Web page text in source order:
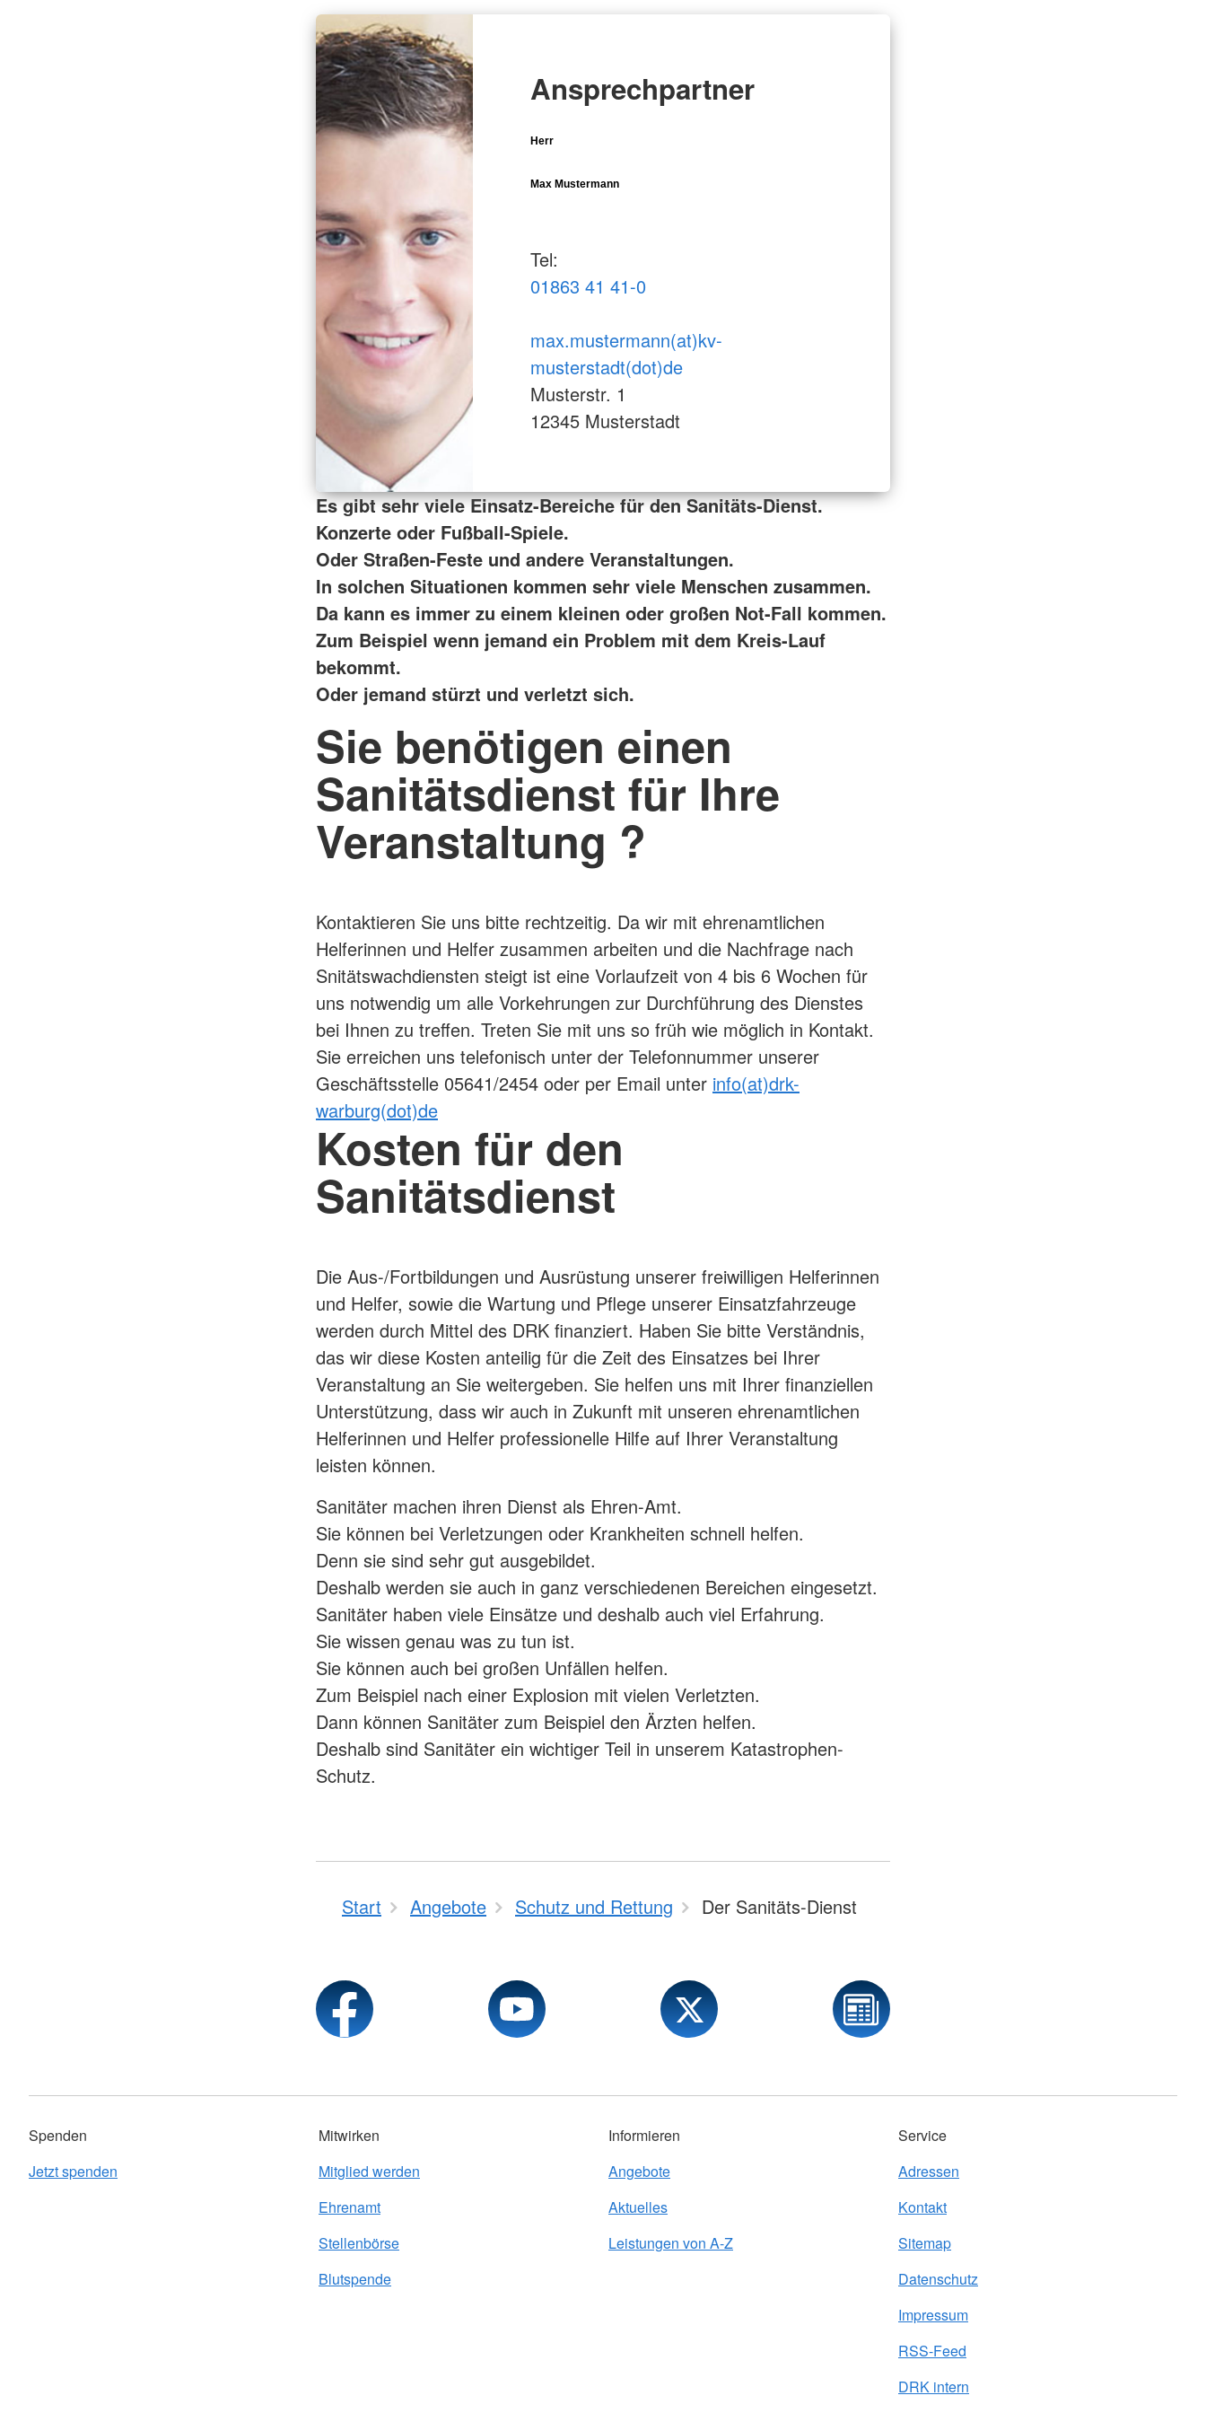
Ansprechpartner
Herr
Max Mustermann
Tel:
01863 41 41-0
max.mustermann(at)kv-
musterstadt(dot)de
Musterstr. 1
12345 Musterstadt
Es gibt sehr viele Einsatz-Bereiche für den Sanitäts-Dienst.
Konzerte oder Fußball-Spiele.
Oder Straßen-Feste und andere Veranstaltungen.
In solchen Situationen kommen sehr viele Menschen zusammen.
Da kann es immer zu einem kleinen oder großen Not-Fall kommen.
Zum Beispiel wenn jemand ein Problem mit dem Kreis-Lauf
bekommt.
Oder jemand stürzt und verletzt sich.
Sie benötigen einen
Sanitätsdienst für Ihre
Veranstaltung ?
Kontaktieren Sie uns bitte rechtzeitig. Da wir mit ehrenamtlichen
Helferinnen und Helfer zusammen arbeiten und die Nachfrage nach
Snitätswachdiensten steigt ist eine Vorlaufzeit von 4 bis 6 Wochen für
uns notwendig um alle Vorkehrungen zur Durchführung des Dienstes
bei Ihnen zu treffen. Treten Sie mit uns so früh wie möglich in Kontakt.
Sie erreichen uns telefonisch unter der Telefonnummer unserer
Geschäftsstelle 05641/2454 oder per Email unter info(at)drk-
warburg(dot)de
Kosten für den
Sanitätsdienst
Die Aus-/Fortbildungen und Ausrüstung unserer freiwilligen Helferinnen
und Helfer, sowie die Wartung und Pflege unserer Einsatzfahrzeuge
werden durch Mittel des DRK finanziert. Haben Sie bitte Verständnis,
das wir diese Kosten anteilig für die Zeit des Einsatzes bei Ihrer
Veranstaltung an Sie weitergeben. Sie helfen uns mit Ihrer finanziellen
Unterstützung, dass wir auch in Zukunft mit unseren ehrenamtlichen
Helferinnen und Helfer professionelle Hilfe auf Ihrer Veranstaltung
leisten können.
Sanitäter machen ihren Dienst als Ehren-Amt.
Sie können bei Verletzungen oder Krankheiten schnell helfen.
Denn sie sind sehr gut ausgebildet.
Deshalb werden sie auch in ganz verschiedenen Bereichen eingesetzt.
Sanitäter haben viele Einsätze und deshalb auch viel Erfahrung.
Sie wissen genau was zu tun ist.
Sie können auch bei großen Unfällen helfen.
Zum Beispiel nach einer Explosion mit vielen Verletzten.
Dann können Sanitäter zum Beispiel den Ärzten helfen.
Deshalb sind Sanitäter ein wichtiger Teil in unserem Katastrophen-
Schutz.
Start Angebote Schutz und Rettung Der Sanitäts-Dienst
Spenden
Jetzt spenden
Mitwirken
Mitglied werden
Ehrenamt
Stellenbörse
Blutspende
Informieren
Angebote
Aktuelles
Leistungen von A-Z
Service
Adressen
Kontakt
Sitemap
Datenschutz
Impressum
RSS-Feed
DRK intern